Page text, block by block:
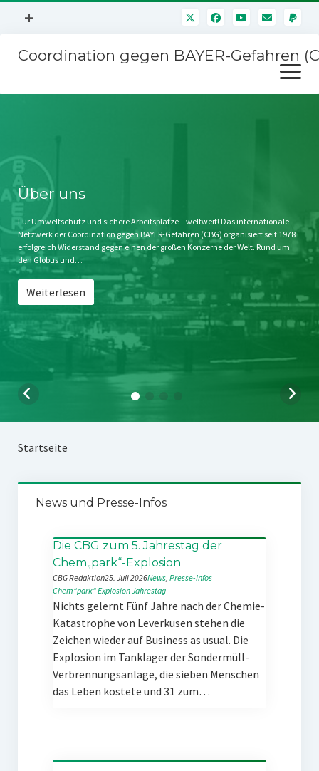
Menü
+
Mitmachen
Kontakt
Impressum
Störfälle
Coordination gegen BAYER-Gefahren
Menü
öffnen
Stichwort BAYER
Jahrestagung
SPENDEN
Über uns
Für Umweltschutz und sichere Arbeitsplätze – weltweit! Das internationale
Netzwerk der Coordination gegen BAYER-Gefahren (CBG) organisiert seit 1978
erfolgreich Widerstand gegen einen der großen Konzerne der Welt. Rund um
den Globus und…
Weiterlesen
Startseite
News und Presse-Infos
Die CBG zum 5. Jahrestag der
Chem„park“-Explosion
CBG Redaktion25. Juli 2026News, Presse-Infos
Chem“park“ExplosionJahrestag
Nichts gelernt Fünf Jahre nach der Chemie-
Katastrophe von Leverkusen stehen die
Zeichen wieder auf Business as usual. Die
Explosion im Tanklager der Sondermüll-
Verbrennungsanlage, die sieben Menschen
das Leben kostete und 31 zum…